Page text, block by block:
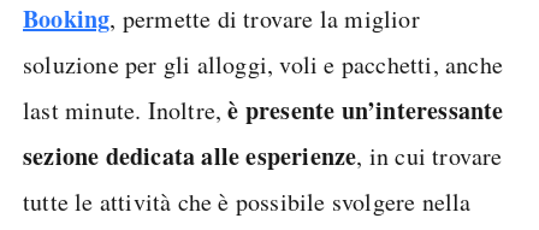
Booking, permette di trovare la miglior
soluzione per gli alloggi, voli e pacchetti, anche
last minute. Inoltre,è presente un’interessante
sezione dedicata alle esperienze, in cui trovare
tutte le attività che è possibile svolgere nella